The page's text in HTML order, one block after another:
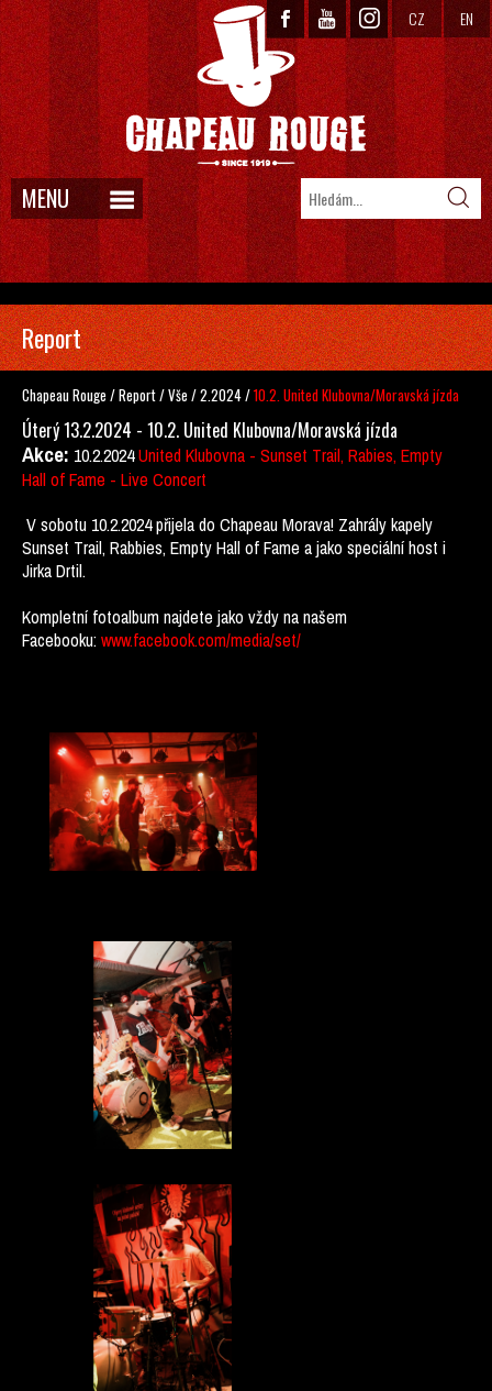
CZ EN
MENU
Report
Chapeau Rouge /Report/Vše /2.2024/10.2. United Klubovna/Moravská jízda
Úterý 13.2.2024 - 10.2. United Klubovna/Moravská jízda
Akce: 10.2.2024United Klubovna - Sunset Trail, Rabies, Empty
Hall of Fame - Live Concert
V sobotu 10.2.2024 přijela do Chapeau Morava! Zahrály kapely
Sunset Trail, Rabbies, Empty Hall of Fame a jako speciální host i
Jirka Drtil.
Kompletní fotoalbum najdete jako vždy na našem
Facebooku:www.facebook.com/media/set/